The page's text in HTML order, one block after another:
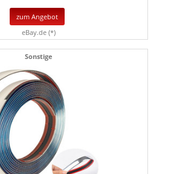
zum Angebot
eBay.de (*)
Sonstige